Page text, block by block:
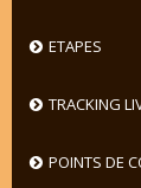
ETAPES
TRACKING
POINTS DE